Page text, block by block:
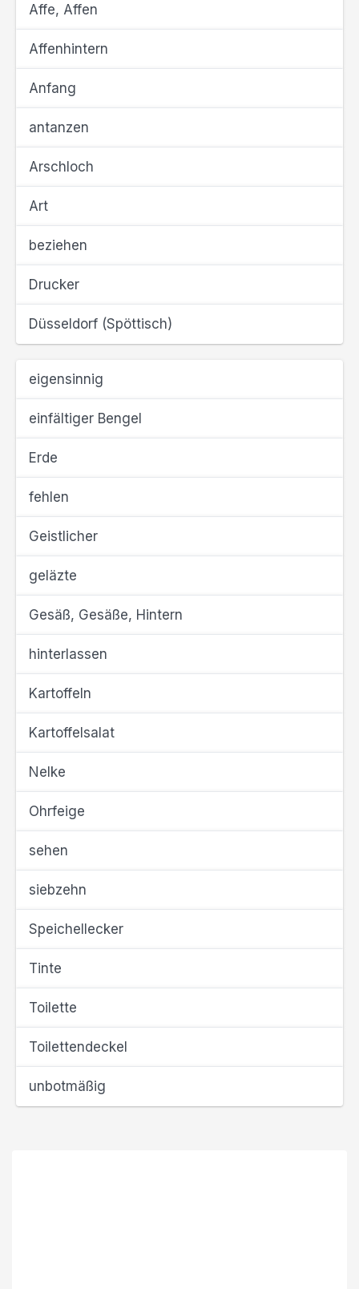
Affe, Affen
Affenhintern
Anfang
antanzen
Arschloch
Art
beziehen
Drucker
Düsseldorf (Spöttisch)
eigensinnig
einfältiger Bengel
Erde
fehlen
Geistlicher
geläzte
Gesäß, Gesäße, Hintern
hinterlassen
Kartoffeln
Kartoffelsalat
Nelke
Ohrfeige
sehen
siebzehn
Speichellecker
Tinte
Toilette
Toilettendeckel
unbotmäßig